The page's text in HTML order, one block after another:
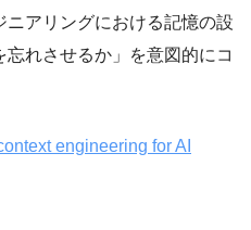
アリングにおける記憶の設
れさせるか」を意図的にコ
engineering for AI